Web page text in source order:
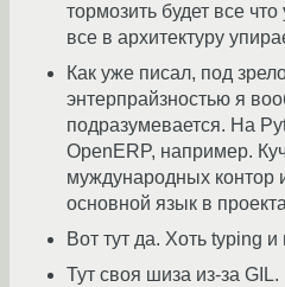
тормозить будет все
все в архитектуру
Как уже писал, под
энтерпрайзностью я
подразумевается. На
OpenERP, например.
муждународных контор
основной язык в
Вот тут да. Хоть typing
Тут своя шиза из-за